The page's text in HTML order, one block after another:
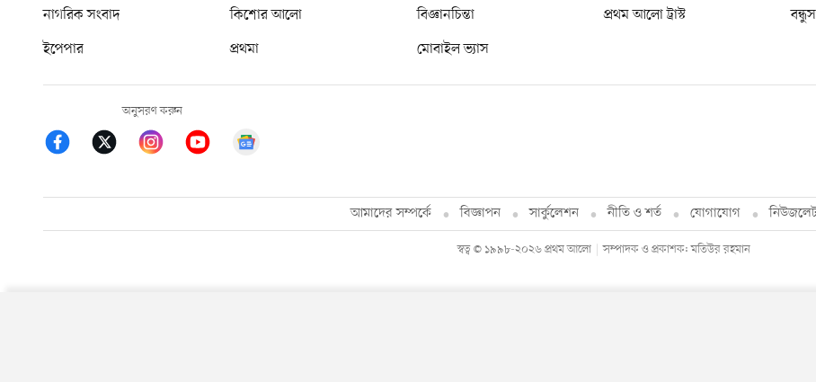
নাগরিক সংবাদ কিশোর আলো বিজ্ঞানচিন্তা প্রথম আলো ট্রাস্ট
ইপেপার
প্রথমা মোবাইল ভ্যাস
অনুসরণ করুন
আমাদের সম্পর্কে বিজ্ঞাপন সার্কুলেশন নীতি ও শর্ত যোগাযোগ
স্বত্ব © ১৯৯৮-২০২৬ প্রথম আলো সম্পাদক ও প্রকাশক: মতিউর রহমান